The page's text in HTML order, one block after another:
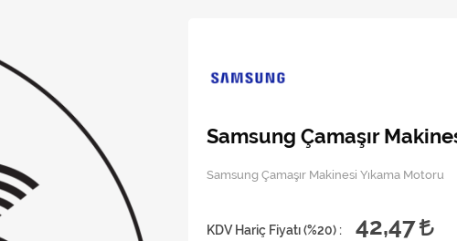
Samsung Çamaşır
Samsung Çamaşır Makinesi Yıkama Motoru
KDV Hariç Fiyatı (%20) :
42,47